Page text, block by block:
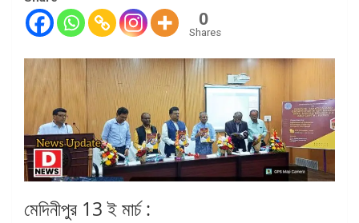
0
Shares
মেদিনীপুর 13 ই মার্চ :